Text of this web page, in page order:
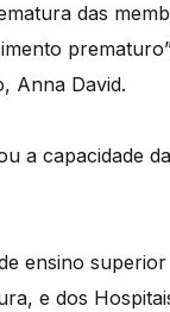
das
Anna David.
a capacidade
ensino
e dos